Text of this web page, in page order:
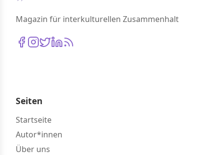
Magazin für interkulturellen Zusammenhalt
Seiten
Startseite
Autor*innen
Über uns